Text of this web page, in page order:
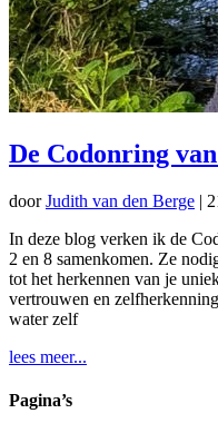
De Codonring
doorJudith van den Berge |
In deze blog verken ik de
2 en 8 samenkomen. Ze
tot het herkennen van je
vertrouwen en
water zelf
lees meer...
Pagina’s